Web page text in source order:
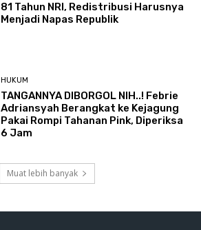
81 Tahun NRI, Redistribusi Harusnya
Menjadi Napas Republik
HUKUM
TANGANNYA DIBORGOL NIH..! Febrie
Adriansyah Berangkat ke Kejagung
Pakai Rompi Tahanan Pink, Diperiksa
6 Jam
Muat lebih banyak